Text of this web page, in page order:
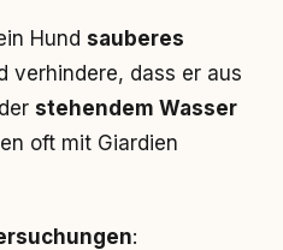
Hund sauberes
verhindere, dass er aus
stehendem Wasser
oft mit Giardien
: